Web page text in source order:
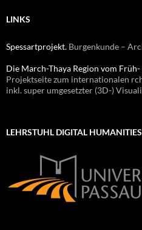
LINKS
Spessartprojekt. Burgenkunde –
Die March-Thaya Region vom
Projektseite zum internationalen
inkl. super umgesetzter (3D-)
LEHRSTUHL DIGITAL